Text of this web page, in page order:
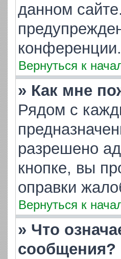
данном
конференции.
Вернуться к
» Как мне
Рядом с
разрешено
кнопке, вы
оправки
Вернуться к
» Что
сообщения?